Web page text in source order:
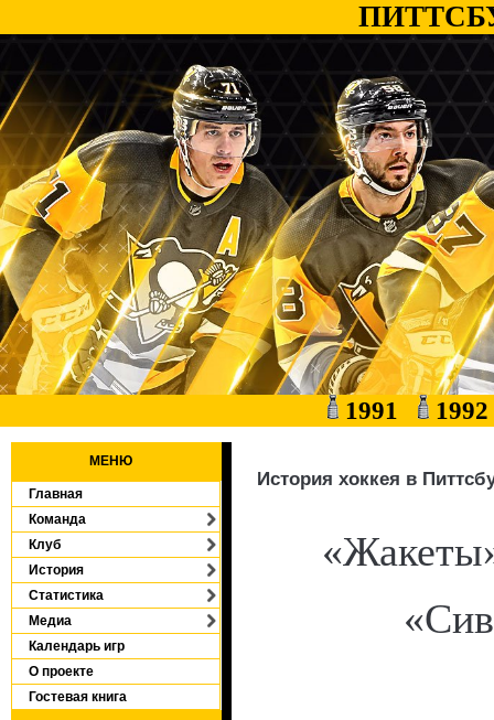
1991
МЕНЮ
Главная
Команда
Клуб
История
Статистика
Медиа
Календарь игр
О проекте
Гостевая книга
История хоккея в